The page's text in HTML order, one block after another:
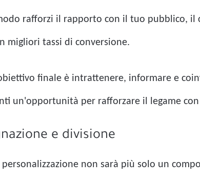
rafforzi il rapporto con il tuo pubblico, il
migliori tassi di conversione.
finale è intrattenere, informare e
un'opportunità per rafforzare il legame
e divisione
personalizzazione non sarà più solo un